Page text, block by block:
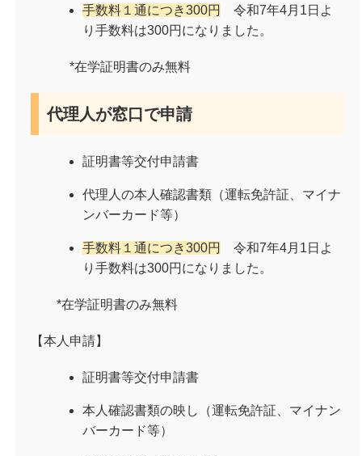
手数料１通につき300円
令和7年4月1日よ
り手数料は300円になりました。
*在学証明書のみ無料
代理人が窓口で申請
証明書等交付申請書
代理人の本人確認書類（運転免許証、マイナ
ンバーカード等）
手数料１通につき300円
令和7年4月1日よ
り手数料は300円になりました。
*在学証明書のみ無料
【本人申請】
証明書等交付申請書
本人確認書類の映し（運転免許証、マイナン
バーカード等）